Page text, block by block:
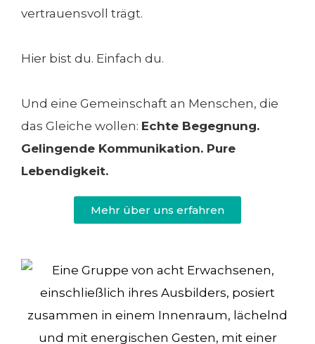
vertrauensvoll trägt.
Hier bist du. Einfach du.
Und eine Gemeinschaft an Menschen, die
das Gleiche wollen: Echte Begegnung.
Gelingende Kommunikation. Pure
Lebendigkeit.
Mehr über uns erfahren